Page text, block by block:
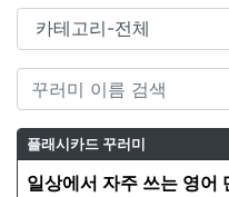
플래시카드 꾸러미
일상에서 자주 쓰는 영어